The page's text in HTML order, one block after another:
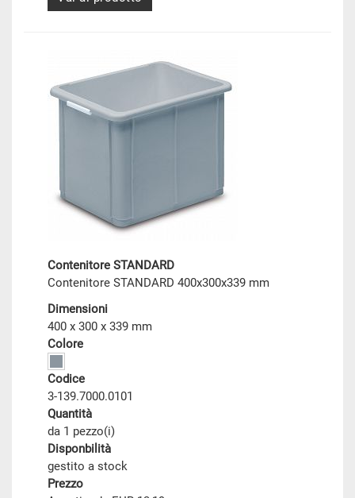
Contenitore STANDARD
Contenitore STANDARD 400x300x339 mm
Dimensioni
400 x 300 x 339 mm
Colore
Codice
3-139.7000.0101
Quantità
da 1 pezzo(i)
Disponbilità
gestito a stock
Prezzo